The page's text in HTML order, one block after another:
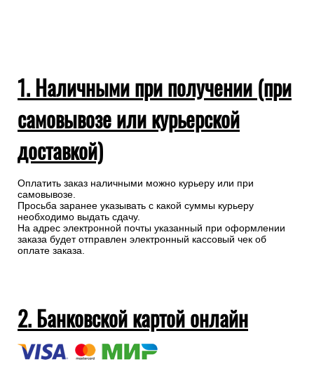
1. Наличными при получении (при
самовывозе или курьерской
доставкой)
Оплатить заказ наличными можно курьеру или при
самовывозе.
Просьба заранее указывать с какой суммы курьеру
необходимо выдать сдачу.
2. Банковской картой онлайн